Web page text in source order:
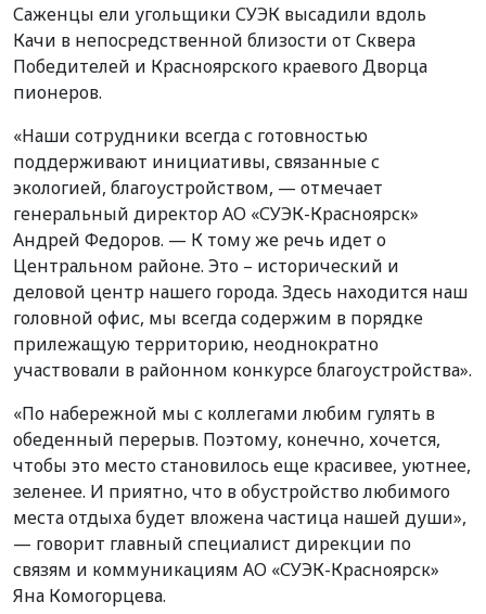
Саженцы ели угольщики СУЭК высадили вдоль
Качи в непосредственной близости от Сквера
Победителей и Красноярского краевого Дворца
пионеров.
«Наши сотрудники всегда с готовностью
поддерживают инициативы, связанные с
экологией, благоустройством, — отмечает
генеральный директор АО «СУЭК-Красноярск»
Андрей Федоров. — К тому же речь идет о
Центральном районе. Это – исторический и
деловой центр нашего города. Здесь находится наш
головной офис, мы всегда содержим в порядке
прилежащую территорию, неоднократно
участвовали в районном конкурсе благоустройства».
«По набережной мы с коллегами любим гулять в
обеденный перерыв. Поэтому, конечно, хочется,
чтобы это место становилось еще красивее, уютнее,
зеленее. И приятно, что в обустройство любимого
места отдыха будет вложена частица нашей души»,
— говорит главный специалист дирекции по
связям и коммуникациям АО «СУЭК-Красноярск»
Яна Комогорцева.